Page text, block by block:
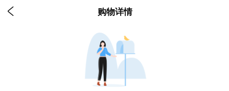
 购物详情